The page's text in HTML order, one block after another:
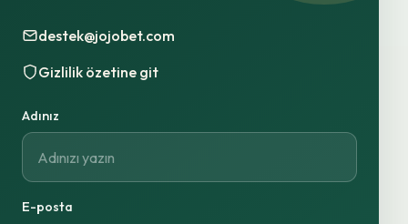
destek@jojobet.com
Gizlilik özetine git
Adınız
E-posta